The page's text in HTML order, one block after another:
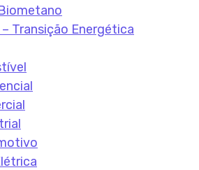
Transição Energética